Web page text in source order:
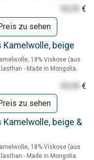
€
zu sehen
beige
18% Viskose (aus
- Made in Mongolia.
€
zu sehen
beige &
18% Viskose (aus
- Made in Mongolia.